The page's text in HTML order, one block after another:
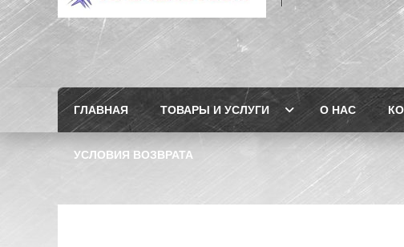
ГЛАВНАЯ ТОВАРЫ И УСЛУГИ О НАС
УСЛОВИЯ ВОЗВРАТА